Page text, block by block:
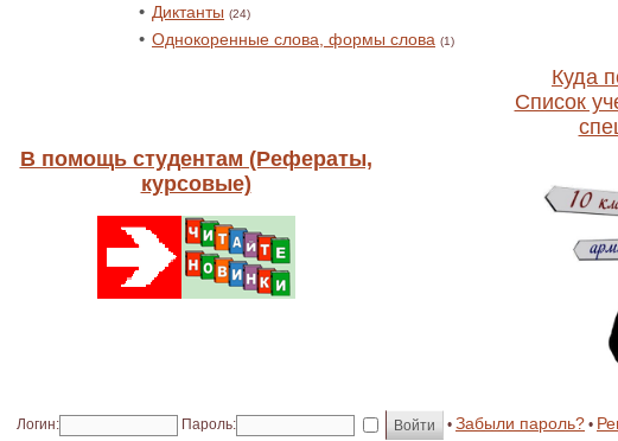
• Диктанты (24)
• Однокоренные слова, формы слова (1)
В помощь студентам (Рефераты,
курсовые)
Куда
Список
Логин: Пароль: • Забыли пароль? •